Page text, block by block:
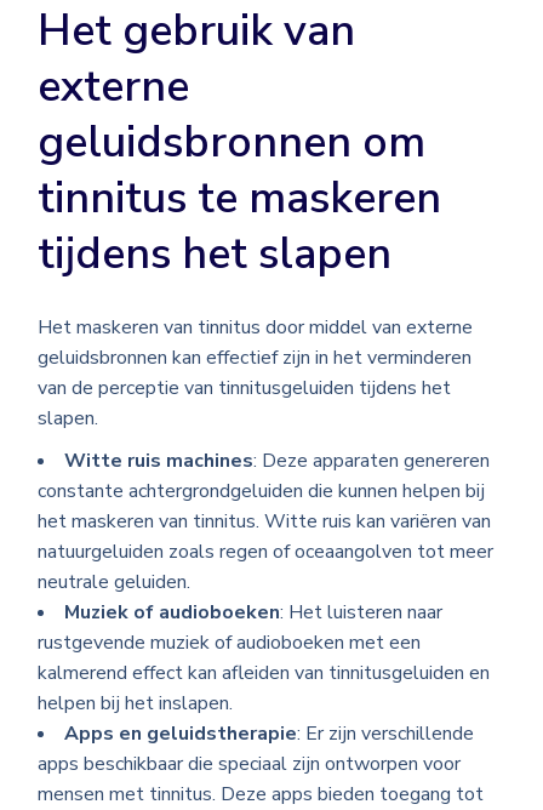
Het gebruik van
externe
geluidsbronnen om
tinnitus te maskeren
tijdens het slapen
Het maskeren van tinnitus door middel van externe
geluidsbronnen kan effectief zijn in het verminderen
van de perceptie van tinnitusgeluiden tijdens het
slapen.
Witte ruis machines: Deze apparaten genereren
constante achtergrondgeluiden die kunnen helpen bij
het maskeren van tinnitus. Witte ruis kan variëren van
natuurgeluiden zoals regen of oceaangolven tot meer
neutrale geluiden.
Muziek of audioboeken: Het luisteren naar
rustgevende muziek of audioboeken met een
kalmerend effect kan afleiden van tinnitusgeluiden en
helpen bij het inslapen.
Apps en geluidstherapie: Er zijn verschillende
apps beschikbaar die speciaal zijn ontworpen voor
mensen met tinnitus. Deze apps bieden toegang tot